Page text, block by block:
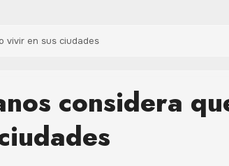
vivir en sus ciudades
considera